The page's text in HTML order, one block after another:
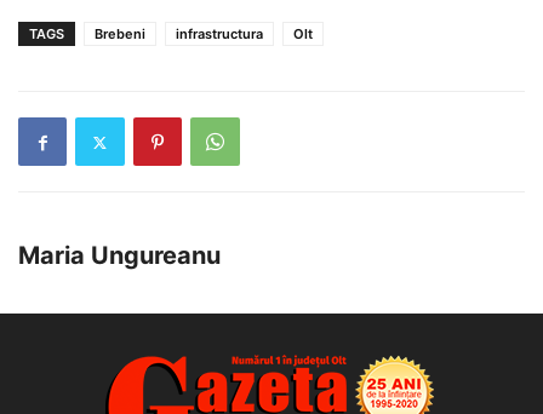
TAGS Brebeni infrastructura Olt
Maria Ungureanu